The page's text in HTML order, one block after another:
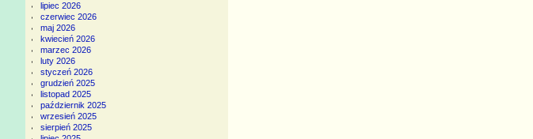
lipiec 2026
czerwiec 2026
maj 2026
kwiecień 2026
marzec 2026
luty 2026
styczeń 2026
grudzień 2025
listopad 2025
październik 2025
wrzesień 2025
sierpień 2025